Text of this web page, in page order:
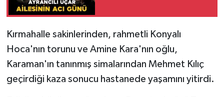
Kırmahalle sakinlerinden, rahmetli Konyalı
Hoca'nın torunu ve Amine Kara'nın oğlu,
Karaman'ın tanınmış simalarından Mehmet Kılıç
geçirdiği kaza sonucu hastanede yaşamını yitirdi.